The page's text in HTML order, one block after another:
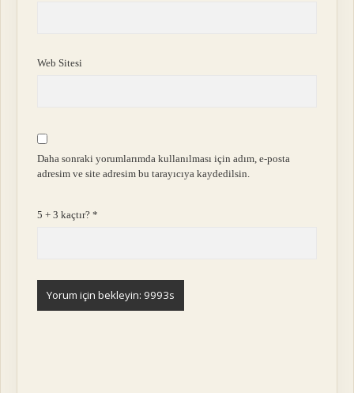
Web Sitesi
Daha sonraki yorumlarımda kullanılması için adım, e-posta
adresim ve site adresim bu tarayıcıya kaydedilsin.
5 + 3 kaçtır?*